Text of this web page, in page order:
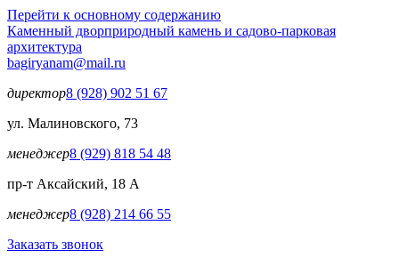
Перейти к основному содержанию
Каменный дворприродный камень и садово-парковая
архитектура
bagiryanam@mail.ru
директор8 (928) 902 51 67
ул. Малиновского, 73
менеджер8 (929) 818 54 48
пр-т Аксайский, 18 А
менеджер8 (928) 214 66 55
Заказать звонок